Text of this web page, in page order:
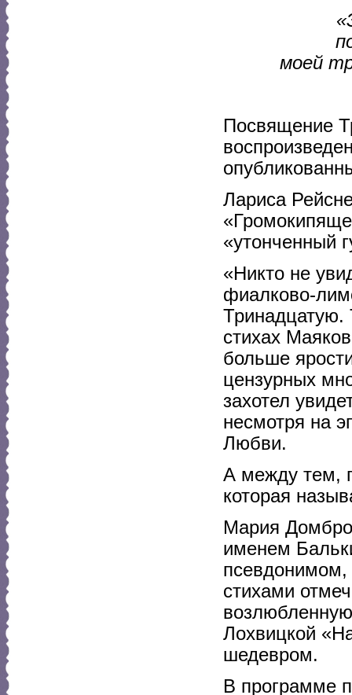
моей
Посвящение
Лариса
«утонченный
«Никто не
фиалково-
Тринадцатую.
стихах
больше
цензурных
захотел
несмотря на
Любви.
А между тем,
которая
Мария
именем
псевдонимом,
стихами
Лохвицкой
шедевром.
В программе